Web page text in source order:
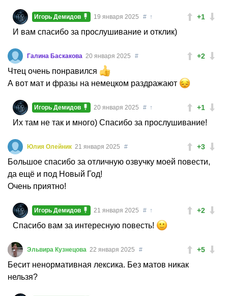
+1
Игорь Демидов 19 января 2025 # ↑
И вам спасибо за прослушивание и отклик)
+2
Галина Баскакова 20 января 2025 #
Чтец очень понравился
А вот мат и фразы на немецком раздражают
+1
Игорь Демидов 20 января 2025 # ↑
Их там не так и много) Спасибо за прослушивание!
+3
Юлия Олейник 21 января 2025 #
Большое спасибо за отличную озвучку моей повести,
да ещё и под Новый Год!
Очень приятно!
+2
Игорь Демидов 21 января 2025 # ↑
Спасибо вам за интересную повесть!
+5
Эльвира Кузнецова 22 января 2025 #
Бесит ненормативная лексика. Без матов никак
нельзя?